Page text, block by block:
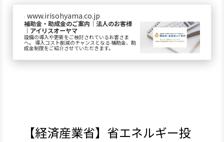
補助金・助成金のご案内｜法人のお客様
｜アイリスオーヤマ
設備の導入や更新をご検討されているお客さま
へ。 導入コスト削減のチャンスとなる 補助金、助
成金制度をご紹介させていただきます。
www.irisohyama.co.jp
【経済産業省】省エネルギー投